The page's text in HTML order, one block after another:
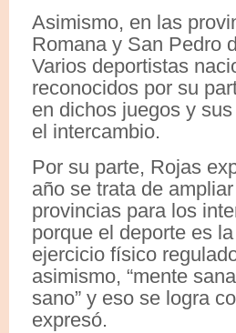
Asimismo, en las
Romana y San Pedro
Varios deportistas
reconocidos por su
en dichos juegos y
el intercambio.
Por su parte, Rojas
año se trata de
provincias para los
porque el deporte es
ejercicio físico
asimismo, “mente
sano” y eso se logra
expresó.